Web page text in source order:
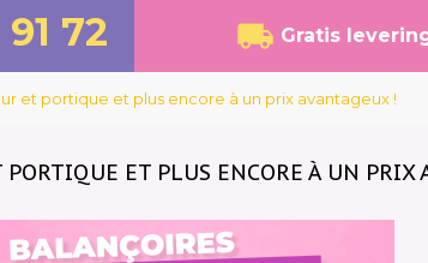
72 Gratis
et portique et plus encore à un prix avantageux !
ET PLUS ENCORE À UN PRIX